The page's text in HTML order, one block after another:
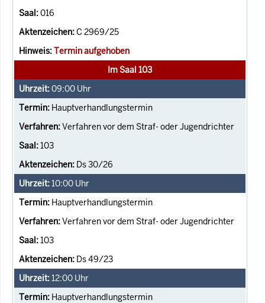
016
C 2969/25
Termin aufgehoben
Im Saal 103
09:00 Uhr
Hauptverhandlungstermin
Verfahren vor dem Straf- oder Jugendrichter
103
Ds 30/26
10:00 Uhr
Hauptverhandlungstermin
Verfahren vor dem Straf- oder Jugendrichter
103
Ds 49/23
12:00 Uhr
Hauptverhandlungstermin